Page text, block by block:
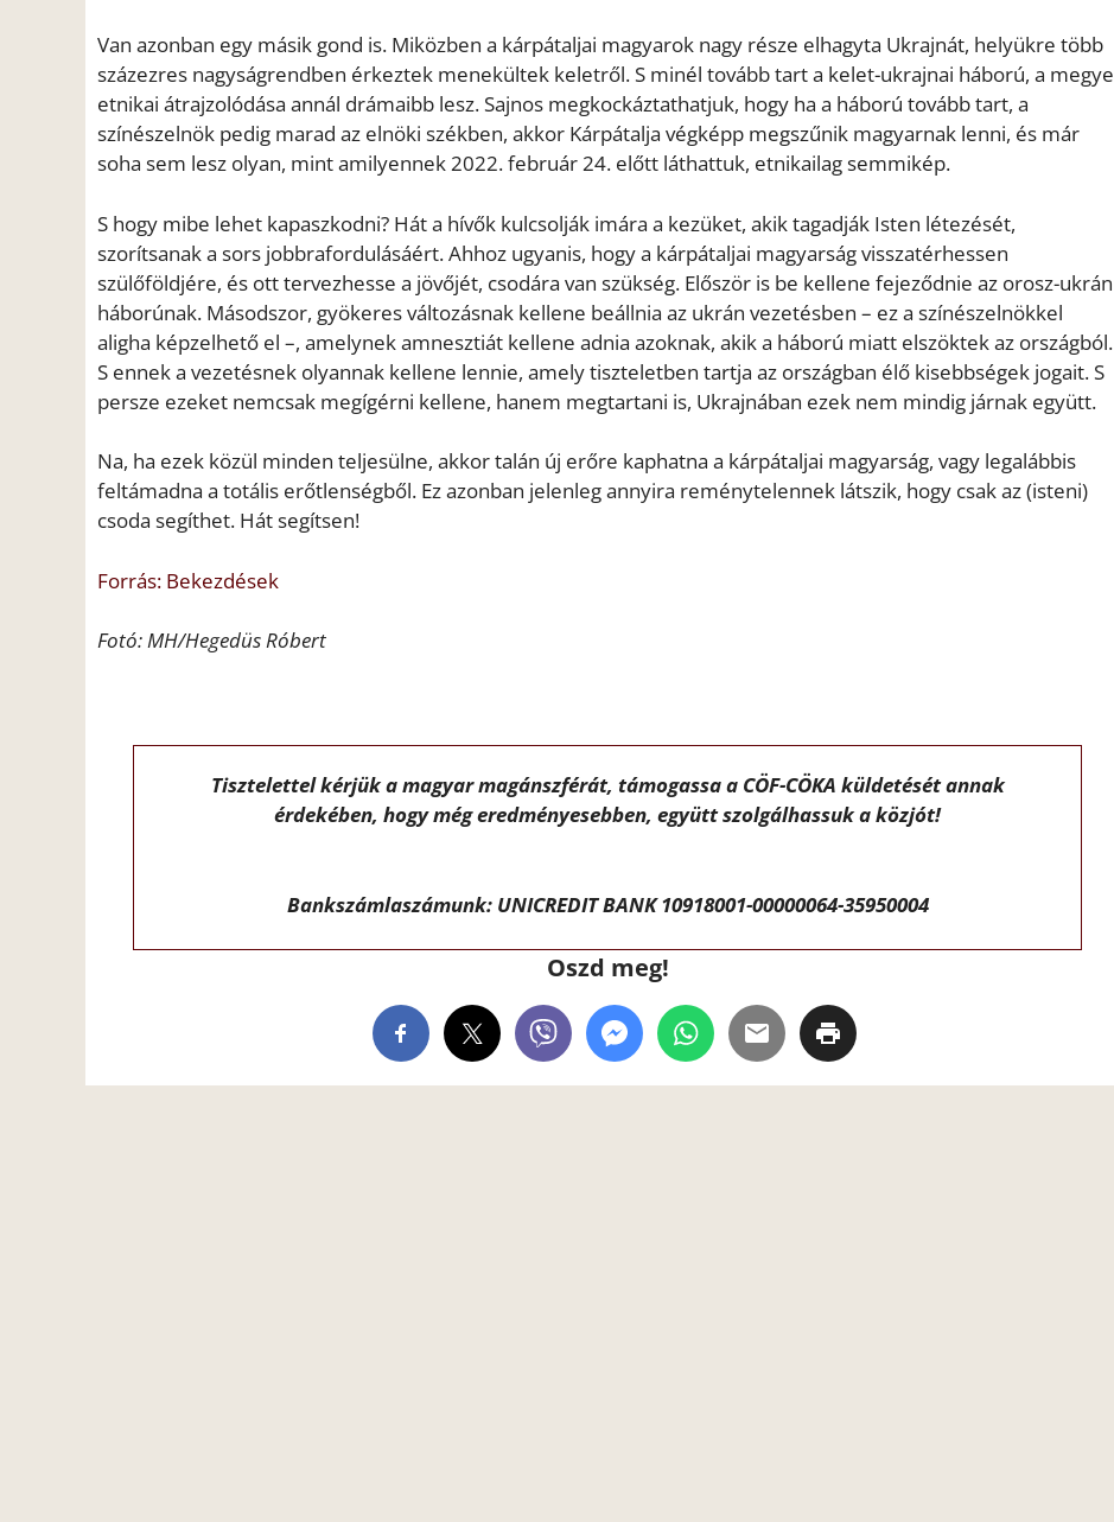
Van azonban egy másik gond is. Miközben a kárpátaljai magyarok nagy része elhagyta Ukrajnát, helyükre több
százezres nagyságrendben érkeztek menekültek keletről. S minél tovább tart a kelet-ukrajnai háború, a megye
etnikai átrajzolódása annál drámaibb lesz. Sajnos megkockáztathatjuk, hogy ha a háború tovább tart, a
színészelnök pedig marad az elnöki székben, akkor Kárpátalja végképp megszűnik magyarnak lenni, és már
soha sem lesz olyan, mint amilyennek 2022. február 24. előtt láthattuk, etnikailag semmikép.
S hogy mibe lehet kapaszkodni? Hát a hívők kulcsolják imára a kezüket, akik tagadják Isten létezését,
szorítsanak a sors jobbrafordulásáért. Ahhoz ugyanis, hogy a kárpátaljai magyarság visszatérhessen
szülőföldjére, és ott tervezhesse a jövőjét, csodára van szükség. Először is be kellene fejeződnie az orosz-ukrán
háborúnak. Másodszor, gyökeres változásnak kellene beállnia az ukrán vezetésben – ez a színészelnökkel
aligha képzelhető el –, amelynek amnesztiát kellene adnia azoknak, akik a háború miatt elszöktek az országból.
S ennek a vezetésnek olyannak kellene lennie, amely tiszteletben tartja az országban élő kisebbségek jogait. S
persze ezeket nemcsak megígérni kellene, hanem megtartani is, Ukrajnában ezek nem mindig járnak együtt.
Na, ha ezek közül minden teljesülne, akkor talán új erőre kaphatna a kárpátaljai magyarság, vagy legalábbis
feltámadna a totális erőtlenségből. Ez azonban jelenleg annyira reménytelennek látszik, hogy csak az (isteni)
csoda segíthet. Hát segítsen!
Forrás: Bekezdések
Fotó: MH/Hegedüs Róbert
Tisztelettel kérjük a magyar magánszférát, támogassa a CÖF-CÖKA küldetését annak
érdekében, hogy még eredményesebben, együtt szolgálhassuk a közjót!
Bankszámlaszámunk: UNICREDIT BANK 10918001-00000064-35950004
Oszd meg!